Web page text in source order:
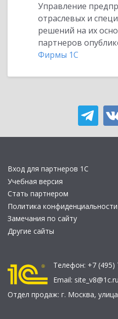
Управление
отраслевых и
решений на их
партнеров
Фирмы 1С
Вход для партнеров 1С
Учебная версия
Стать партнером
Политика конфиденциальности
Замечания по сайту
Другие сайты
Телефон: +7 (495)
Email: site_v8@1c.ru
Отдел продаж: г. Москва,